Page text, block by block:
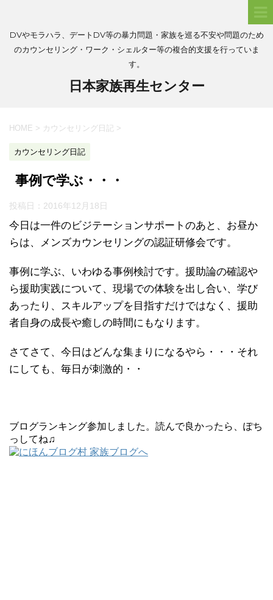
DVやモラハラ、デートDV等の暴力問題・家族を巡る不安や問題のため
のカウンセリング・ワーク・シェルター等の複合的支援を行っていま
す。
日本家族再生センター
HOME > カウンセリング日記 >
カウンセリング日記
事例で学ぶ・・・
投稿日： 2016年12月18日
今日は一件のビジテーションサポートのあと、お昼か
らは、メンズカウンセリングの認証研修会です。
事例に学ぶ、いわゆる事例検討です。援助論の確認や
ら援助実践について、現場での体験を出し合い、学び
あったり、スキルアップを目指すだけではなく、援助
者自身の成長や癒しの時間にもなります。
さてさて、今日はどんな集まりになるやら・・・それ
にしても、毎日が刺激的・・
ブログランキング参加しました。読んで良かったら、ぽち
っしてね♫